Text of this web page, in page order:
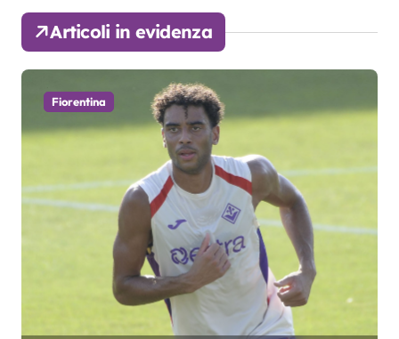
Articoli in evidenza
Fiorentina